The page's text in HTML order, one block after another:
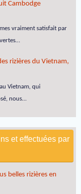
Cambodge
vraiment satisfait par
rizières du Vietnam,
Vietnam, qui
nous…
et effectuées par
belles rizières en